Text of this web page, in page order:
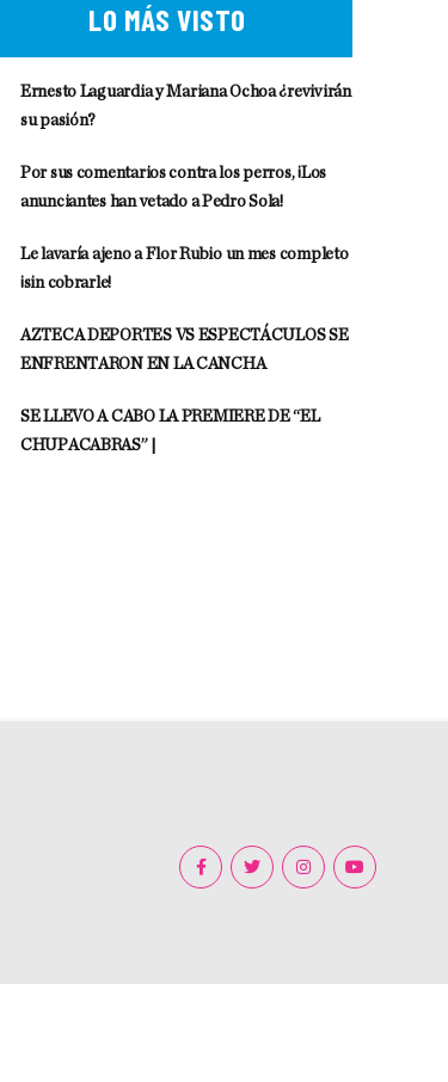
LO MÁS VISTO
Ernesto Laguardia y Mariana Ochoa ¿revivirán
su pasión?
Por sus comentarios contra los perros, ¡Los
anunciantes han vetado a Pedro Sola!
Le lavaría ajeno a Flor Rubio un mes completo
¡sin cobrarle!
AZTECA DEPORTES VS ESPECTÁCULOS SE
ENFRENTARON EN LA CANCHA
SE LLEVO A CABO LA PREMIERE DE “EL
CHUPACABRAS” |